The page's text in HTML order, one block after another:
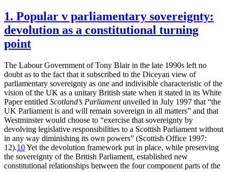
1. Popular v parliamentary sovereignty:
devolution as a constitutional turning
point
The Labour Government of Tony Blair in the late 1990s left no
doubt as to the fact that it subscribed to the Diceyan view of
parliamentary sovereignty as one and indivisible characteristic of the
vision of the UK as a unitary British state when it stated in its White
Paper entitled Scotland’s Parliamentunveiled in July 1997 that “the
UK Parliament is and will remain sovereign in all matters” and that
Westminster would choose to “exercise that sovereignty by
devolving legislative responsibilities to a Scottish Parliament without
in any way diminishing its own powers” (Scottish Office 1997:
12).10Yet the devolution framework put in place, while preserving
the sovereignty of the British Parliament, established new
constitutional relationships between the four component parts of the